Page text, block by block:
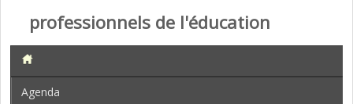
professionnels de l'éducation
Agenda